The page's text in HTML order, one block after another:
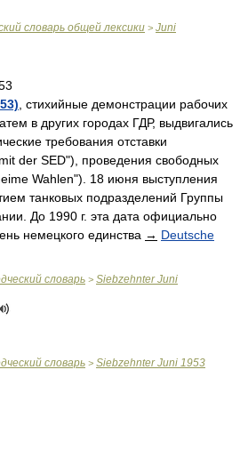
словарь общей лексики > Juni
, стихийные демонстрации рабочих
в других городах ГДР, выдвигались
требования отставки
der SED"), проведения свободных
Wahlen"). 18 июня выступления
танковых подразделений Группы
До 1990 г. эта дата официально
немецкого единства → Deutsche
словарь > Siebzehnter Juni
словарь > Siebzehnter Juni 1953